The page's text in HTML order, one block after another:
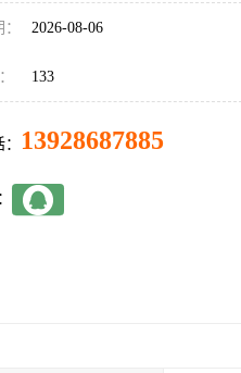
2026-08-06
133
13928687885